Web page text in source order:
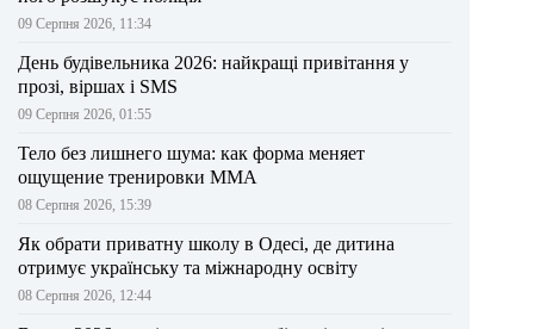
09 Серпня 2026, 11:34
День будівельника 2026: найкращі привітання у
прозі, віршах і SMS
09 Серпня 2026, 01:55
Тело без лишнего шума: как форма меняет
ощущение тренировки ММА
08 Серпня 2026, 15:39
Як обрати приватну школу в Одесі, де дитина
отримує українську та міжнародну освіту
08 Серпня 2026, 12:44